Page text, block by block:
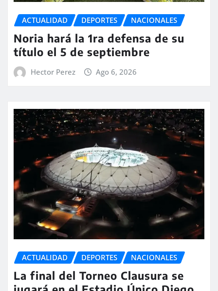
ACTUALIDAD DEPORTES NACIONALES
Noria hará la 1ra defensa de su
título el 5 de septiembre
Hector Perez Ago 6, 2026
ACTUALIDAD DEPORTES NACIONALES
La final del Torneo Clausura se